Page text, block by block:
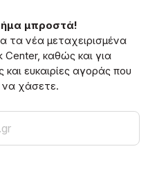
μπροστά!
τα νέα μεταχειρισμένα
καθώς και για
ευκαιρίες αγοράς που
να χάσετε.